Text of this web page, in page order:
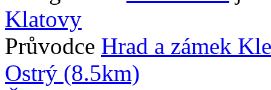
Klatovy
Průvodce Hrad a zámek
Ostrý (8.5km)